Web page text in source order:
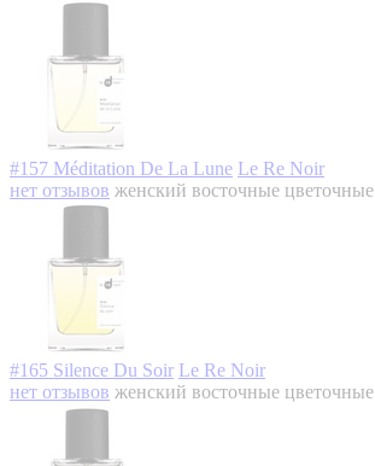
#157 Méditation De La Lune Le Re Noir
нет отзывов женский восточные цветочные
#165 Silence Du Soir Le Re Noir
нет отзывов женский восточные цветочные